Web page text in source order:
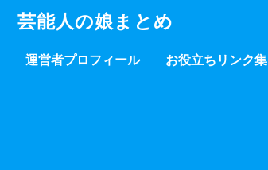
芸能人の娘まとめ
運営者プロフィール お役立ちリンク集